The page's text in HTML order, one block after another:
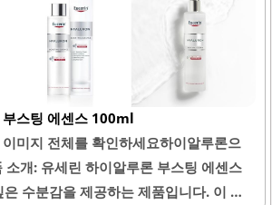
나 민감한 피부를 가진 분들이 사용하기
호막을 형성하여 외부 자극으로부터 피
낌을 주어 피부 탄력을 느낄 수 있습니다.
랜 역사와 신뢰성을 바탕으로 많은 소비
있습니다. 이 아이크림은 주름 예방과 개
, 지속적인 사용을 통해 효과를 기대할 수
형태로 제공되어 사용이 간편하며, 적절
할 수 있습니다. 피부 자극이 적어 민감
도 안심하고 사용할 수 있습니다. 유세린
은..
스팅 에센스 100ml
미지 전체를 확인하세요하이알루론으
소개: 유세린 하이알루론 부스팅 에센스
수분감을 제공하는 제품입니다. 이 에